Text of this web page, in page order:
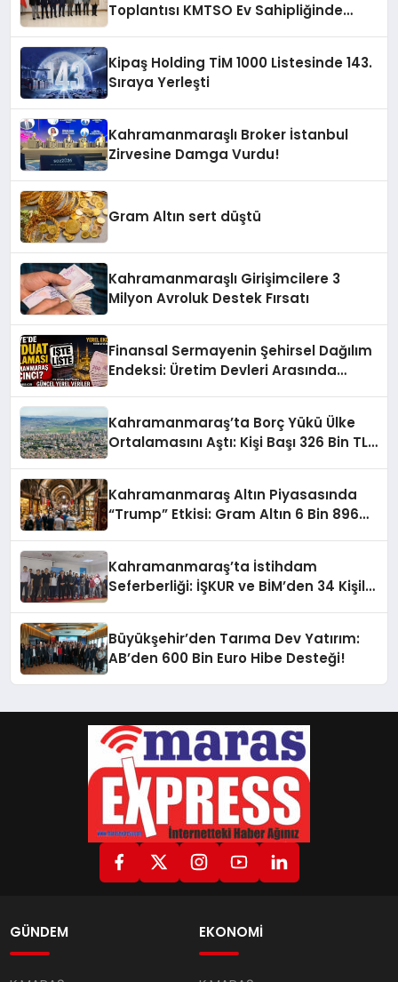
Toplantısı KMTSO Ev Sahipliğinde
Kipaş Holding TİM 1000 Listesinde 143.
Sıraya Yerleşti
Kahramanmaraşlı Broker İstanbul
Zirvesine Damga Vurdu!
Gram Altın sert düştü
Kahramanmaraşlı Girişimcilere 3
Milyon Avroluk Destek Fırsatı
Finansal Sermayenin Şehirsel Dağılım
Endeksi: Üretim Devleri Arasında
Kahramanmaraş’ta Borç Yükü Ülke
Ortalamasını Aştı: Kişi Başı 326 Bin TL
Kahramanmaraş Altın Piyasasında
“Trump” Etkisi: Gram Altın 6 Bin 896
Kahramanmaraş’ta İstihdam
Seferberliği: İŞKUR ve BİM’den 34 Kişilik
Büyükşehir’den Tarıma Dev Yatırım:
AB’den 600 Bin Euro Hibe Desteği!
GÜNDEM EKONOMİ